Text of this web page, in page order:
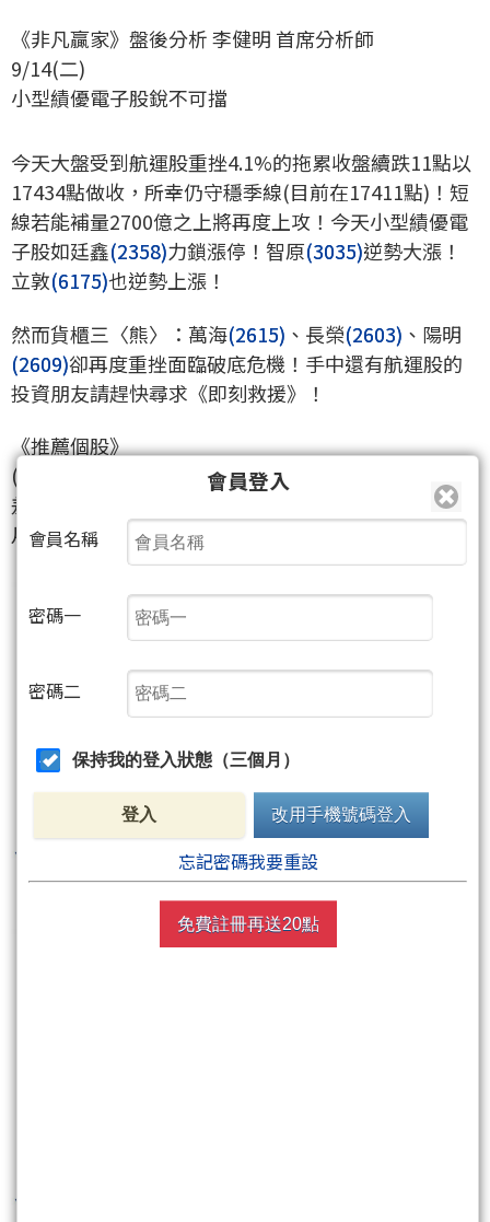
《非凡贏家》盤後分析 李健明 首席分析師
9/14(二)
小型績優電子股銳不可擋
今天大盤受到航運股重挫4.1%的拖累收盤續跌11點以
17434點做收，所幸仍守穩季線(目前在17411點)！短
線若能補量2700億之上將再度上攻！今天小型績優電
子股如廷鑫(2358)力鎖漲停！智原(3035)逆勢大漲！
立敦(6175)也逆勢上漲！
然而貨櫃三〈熊〉：萬海(2615) 、長榮(2603) 、陽明
(2609)卻再度重挫面臨破底危機！手中還有航運股的
投資朋友請趕快尋求《即刻救援》！
《推薦個股》
(1)立敦
：我們於9/9、9/10買進，今天盤中大漲
差一點又創新高+9%！主要生產化成鋁箔、電蝕箔，8
月營收3.7億+40%再創歷史新高！外資再度買超！
會員登入
會員名稱
密碼一
密碼二
保持我的登入狀態（三個月）
登入 改用手機號碼登入
忘記密碼我要重設
免費註冊再送20點